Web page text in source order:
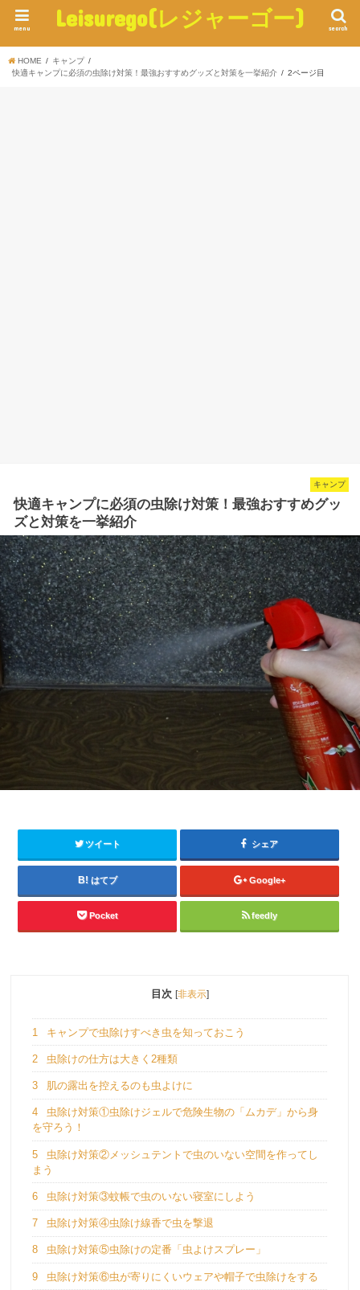
Leisurego(レジャーゴー) search
menu
HOME
キャンプ
快適キャンプに必須の虫除け対策！最強おすすめグッズと対策を一挙紹介
2ページ目
キャンプ
快適キャンプに必須の虫除け対策！最強おすすめグッ
ズと対策を一挙紹介
ツイート シェア
はてブ Google+
Pocket feedly
目次 [非表示]
1 キャンプで虫除けすべき虫を知っておこう
2 虫除けの仕方は大きく2種類
3 肌の露出を控えるのも虫よけに
4
虫除け対策①虫除けジェルで危険生物の「ムカデ」から身
を守ろう！
5
虫除け対策②メッシュテントで虫のいない空間を作ってし
まう
6 虫除け対策③蚊帳で虫のいない寝室にしよう
7 虫除け対策④虫除け線香で虫を撃退
8 虫除け対策⑤虫除けの定番「虫よけスプレー」
9 虫除け対策⑥虫が寄りにくいウェアや帽子で虫除けをする